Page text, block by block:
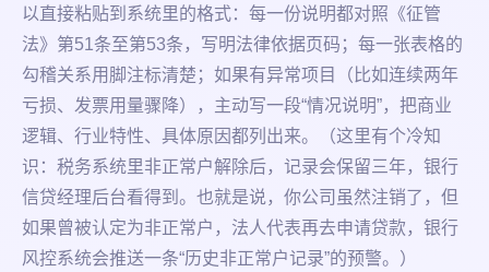
以直接粘贴到系统里的格式：每一份说明都对照《征管
法》第51条至第53条，写明法律依据页码；每一张表格的
勾稽关系用脚注标清楚；如果有异常项目（比如连续两年
亏损、发票用量骤降），主动写一段“情况说明”，把商业
逻辑、行业特性、具体原因都列出来。（这里有个冷知
识：税务系统里非正常户解除后，记录会保留三年，银行
信贷经理后台看得到。也就是说，你公司虽然注销了，但
如果曾被认定为非正常户，法人代表再去申请贷款，银行
风控系统会推送一条“历史非正常户记录”的预警。）